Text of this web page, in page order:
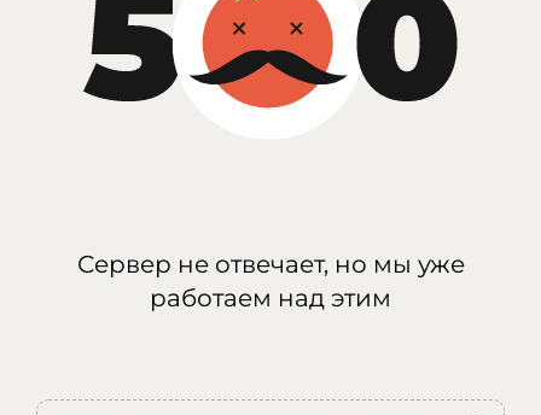
Сервер не отвечает, но мы уже
работаем над этим